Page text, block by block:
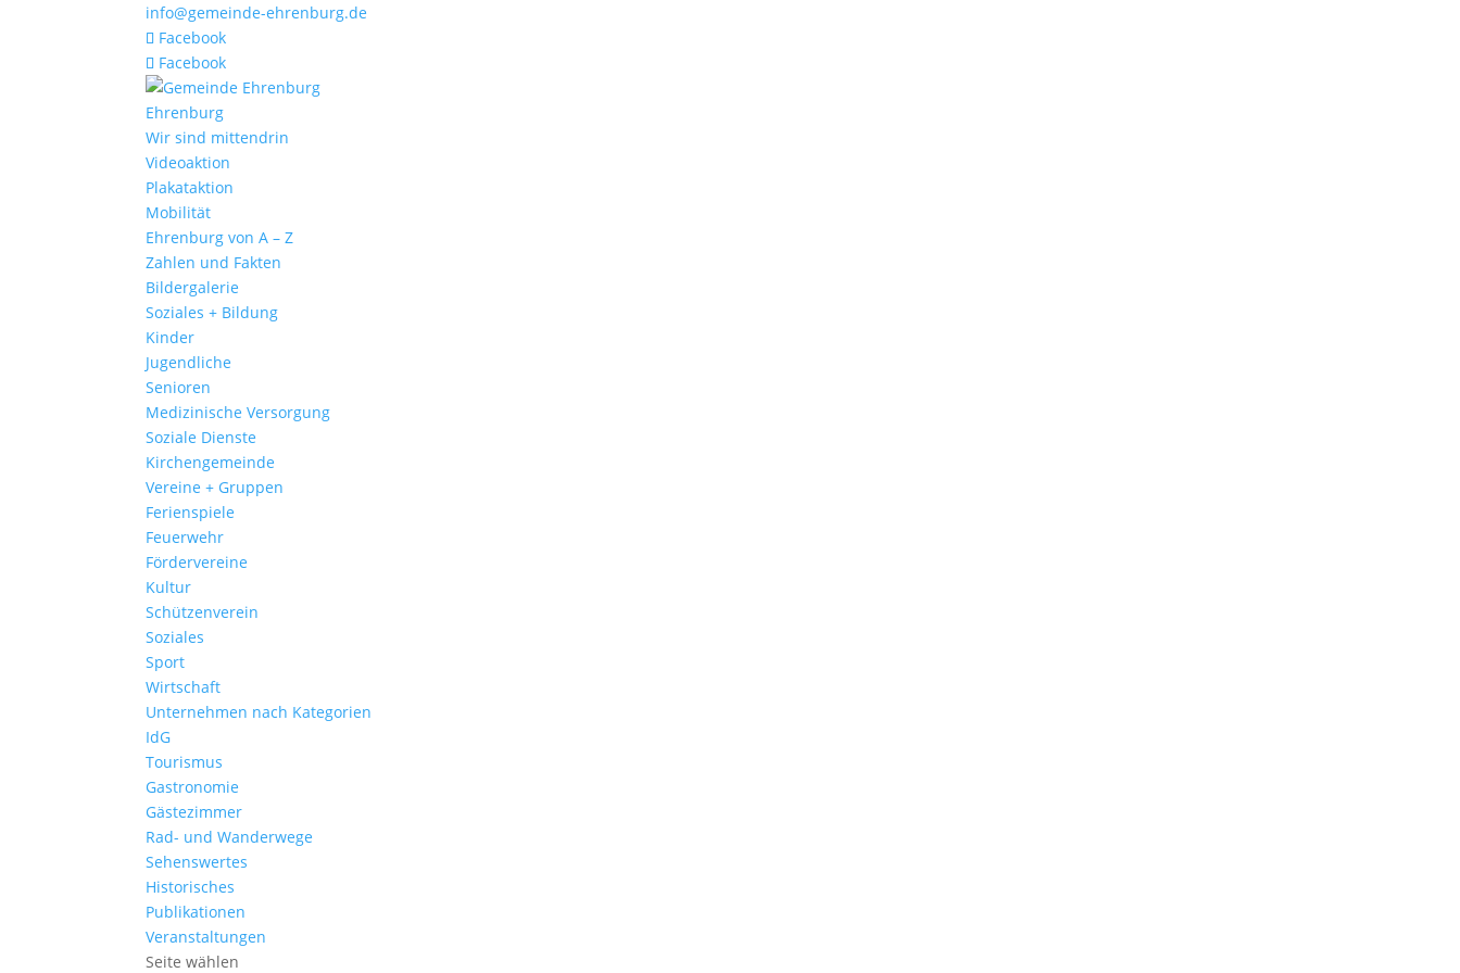
info@gemeinde-ehrenburg.de
Facebook
Facebook
Ehrenburg
Wir sind mittendrin
Videoaktion
Plakataktion
Mobilität
Ehrenburg von A – Z
Zahlen und Fakten
Bildergalerie
Soziales + Bildung
Kinder
Jugendliche
Senioren
Medizinische Versorgung
Soziale Dienste
Kirchengemeinde
Vereine + Gruppen
Ferienspiele
Feuerwehr
Fördervereine
Kultur
Schützenverein
Soziales
Sport
Wirtschaft
Unternehmen nach Kategorien
IdG
Tourismus
Gastronomie
Gästezimmer
Rad- und Wanderwege
Sehenswertes
Historisches
Publikationen
Veranstaltungen
Seite wählen